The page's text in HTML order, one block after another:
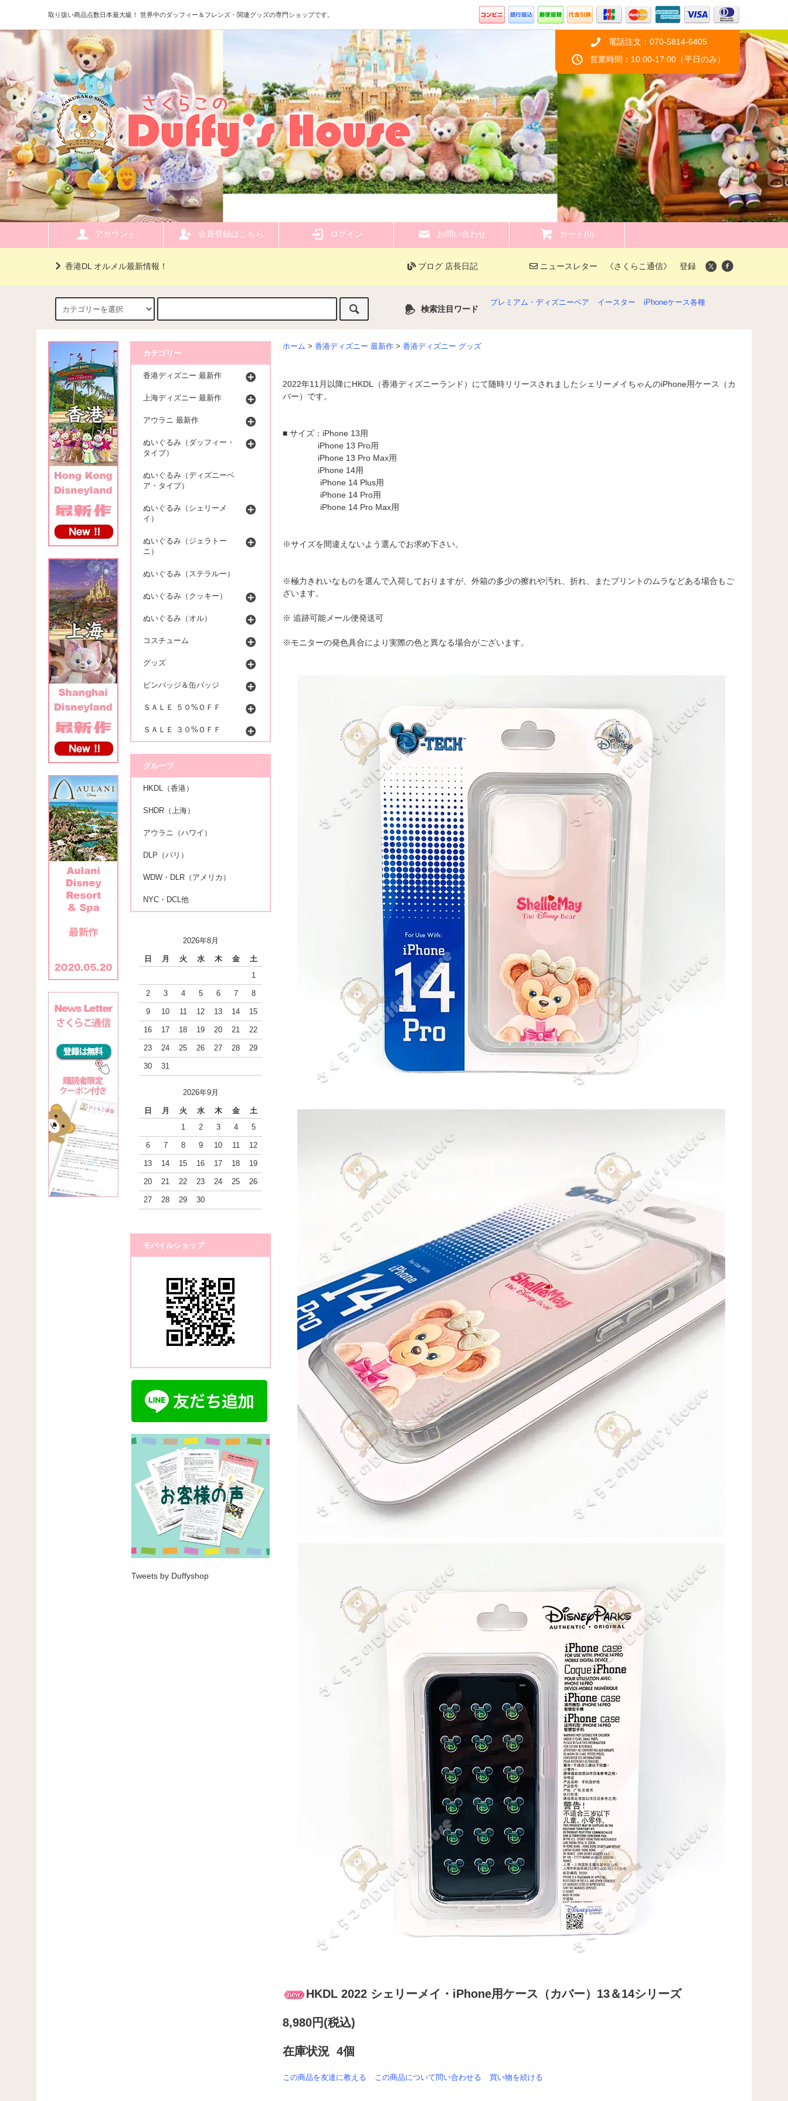
取り扱い商品点数日本最大級！ 世界中のダッフィー＆フレンズ・関連グッズの専門ショップです。
電話注文：070-5814-6405
営業時間：10:00-17:00（平日のみ）
アカウント 会員登録はこちら ログイン お問い合わせ カート(0)
香港DL オルメル最新情報！ ブログ 店長日記 ニュースレター 《さくらこ通信》 登録
検索注目ワード
プレミアム・ディズニーベア イースター iPhoneケース各種
ホーム > 香港ディズニー 最新作 > 香港ディズニー グッズ
2022年11月以降にHKDL（香港ディズニーランド）にて随時リリースされましたシェリーメイちゃんのiPhone用ケース（カ
バー）です。
■ サイズ：iPhone 13用
iPhone 13 Pro用
iPhone 13 Pro Max用
iPhone 14用
iPhone 14 Plus用
iPhone 14 Pro用
iPhone 14 Pro Max用
※サイズを間違えないよう選んでお求め下さい。
※極力きれいなものを選んで入荷しておりますが、外箱の多少の擦れや汚れ、折れ、またプリントのムラなどある場合もご
ざいます。
※ 追跡可能メール便発送可
※モニターの発色具合により実際の色と異なる場合がございます。
HKDL 2022 シェリーメイ・iPhone用ケース（カバー）13＆14シリーズ
8,980円(税込)
在庫状況 4個
この商品を友達に教える この商品について問い合わせる 買い物を続ける
カテゴリー
香港ディズニー 最新作
上海ディズニー 最新作
アウラニ 最新作
ぬいぐるみ（ダッフィー・
タイプ）
ぬいぐるみ（ディズニーベ
ア・タイプ）
ぬいぐるみ（シェリーメ
イ）
ぬいぐるみ（ジェラトー
ニ）
ぬいぐるみ（ステラルー）
ぬいぐるみ（クッキー）
ぬいぐるみ（オル）
コスチューム
グッズ
ピンバッジ＆缶バッジ
ＳＡＬＥ ５０%ＯＦＦ
ＳＡＬＥ ３０%ＯＦＦ
グループ
HKDL（香港）
SHDR（上海）
アウラニ（ハワイ）
DLP（パリ）
WDW・DLR（アメリカ）
NYC・DCL他
2026年8月
日 月 火 水 木 金
土
1
2 3 4 5 6 7 8
9 10 11 12 13 14 15
16 17 18 19 20 21 22
23 24 25 26 27 28 29
30 31
2026年9月
日 月 火 水 木 金
土
1
2 3 4 5
6 7 8 9 10 11 12
13 14 15 16 17 18 19
20 21 22 23 24 25 26
27 28 29 30
モバイルショップ
Tweets by Duffyshop